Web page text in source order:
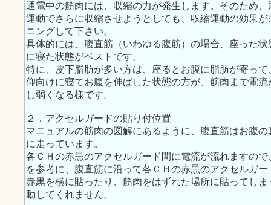
通電中の筋肉には、収縮の力が発生します。そのため
運動でさらに収縮させようとしても、収縮運動の効果
ニングして下さい。
具体的には、腹直筋（いわゆる腹筋）の場合、座った
に寝た状態がベストです。
特に、皮下脂肪が多い方は、座るとお腹に脂肪が寄っ
仰向けに寝てお腹を伸ばした状態の方が、筋肉まで電
し弱くなる様です。
２．アクセルガードの貼り付位置
マニュアルの筋肉の図解にあるように、腹直筋はお腹
に走っています。
各ＣＨの赤黒のアクセルガード間に電流が流れますの
を参考に、腹直筋に沿って各ＣＨの赤黒のアクセルガ
赤黒を横に貼ったり、筋肉をはずれた場所に貼ってし
動してくれません。